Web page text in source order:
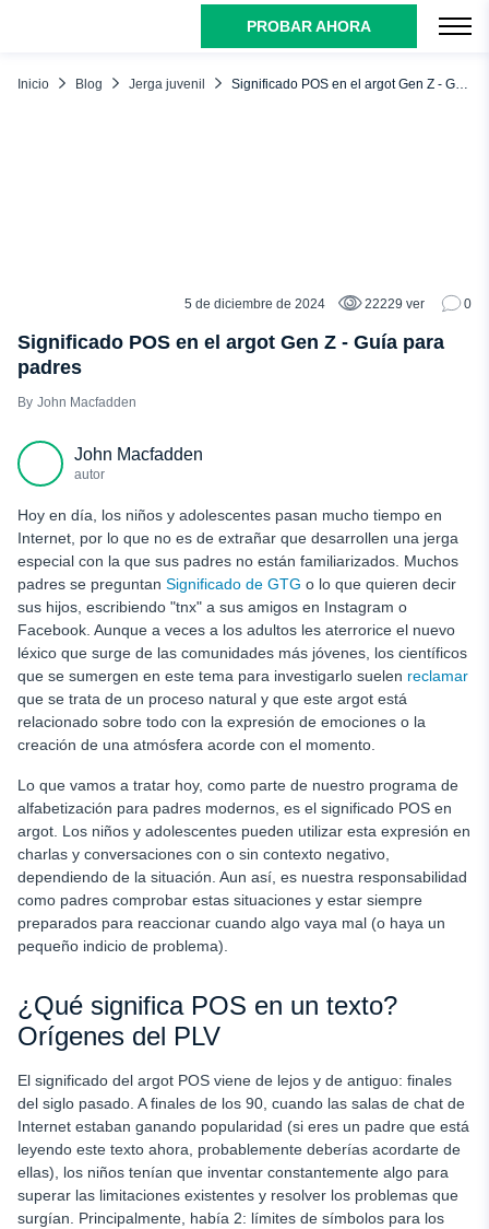
PROBAR AHORA
Inicio Blog Jerga juvenil Significado POS en el argot Gen Z - Guía para padres
5 de diciembre de 2024 22229 ver 0
Significado POS en el argot Gen Z - Guía para
padres
John Macfadden
John Macfadden
autor
Hoy en día, los niños y adolescentes pasan mucho tiempo en
Internet, por lo que no es de extrañar que desarrollen una jerga
especial con la que sus padres no están familiarizados. Muchos
padres se preguntan Significado de GTG o lo que quieren decir
sus hijos, escribiendo "tnx" a sus amigos en Instagram o
Facebook. Aunque a veces a los adultos les aterrorice el nuevo
léxico que surge de las comunidades más jóvenes, los científicos
que se sumergen en este tema para investigarlo suelen reclamar
que se trata de un proceso natural y que este argot está
relacionado sobre todo con la expresión de emociones o la
creación de una atmósfera acorde con el momento.
Lo que vamos a tratar hoy, como parte de nuestro programa de
alfabetización para padres modernos, es el significado POS en
argot. Los niños y adolescentes pueden utilizar esta expresión en
charlas y conversaciones con o sin contexto negativo,
dependiendo de la situación. Aun así, es nuestra responsabilidad
como padres comprobar estas situaciones y estar siempre
preparados para reaccionar cuando algo vaya mal (o haya un
pequeño indicio de problema).
¿Qué significa POS en un texto?
Orígenes del PLV
El significado del argot POS viene de lejos y de antiguo: finales
del siglo pasado. A finales de los 90, cuando las salas de chat de
Internet estaban ganando popularidad (si eres un padre que está
leyendo este texto ahora, probablemente deberías acordarte de
ellas), los niños tenían que inventar constantemente algo para
superar las limitaciones existentes y resolver los problemas que
surgían. Principalmente, había 2: límites de símbolos para los
¿Qué significa POS en un texto? Orígenes del PLV